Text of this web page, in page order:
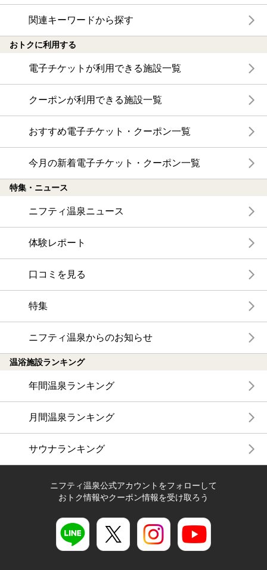
関連キーワードから探す
おトクに利用する
電子チケットが利用できる施設一覧
クーポンが利用できる施設一覧
おすすめ電子チケット・クーポン一覧
今月の新着電子チケット・クーポン一覧
特集・ニュース
ニフティ温泉ニュース
体験レポート
口コミを見る
特集
ニフティ温泉からのお知らせ
温浴施設ランキング
年間温泉ランキング
月間温泉ランキング
サウナランキング
ニフティ温泉公式アカウントをフォローして
おトク情報やクーポン情報を受け取ろう